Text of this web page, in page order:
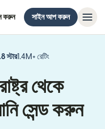
করুন সাইন আপ করুন
1.4M+ রেটিং
থেকে
সেন্ড করুন